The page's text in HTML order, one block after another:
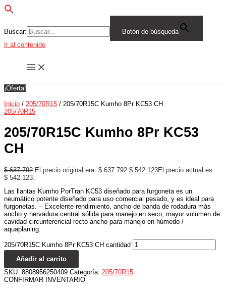
Buscar:
Botón de búsqueda
Ir al contenido
¡Oferta!
Inicio / 205/70R15 / 205/70R15C Kumho 8Pr KC53 CH
205/70R15
205/70R15C Kumho 8Pr KC53
CH
$637.792 El precio original era: $ 637.792. $ 542.123El precio actual es:
$ 542.123.
Las llantas Kumho PorTran KC53 diseñado para furgoneta es un
neumático potente diseñado para uso comercial pesado, y es ideal para
furgonetas. – Excelente rendimiento, ancho de banda de rodadura más
ancho y nervadura central sólida para manejo en seco, mayor volumen de
cavidad circunferencial recto ancho para manejo en húmedo /
aquaplaning.
205/70R15C Kumho 8Pr KC53 CH cantidad
Añadir al carrito
SKU: 8808956250409 Categoría: 205/70R15
CONFIRMAR INVENTARIO